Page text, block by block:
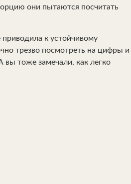
они пытаются посчитать
к устойчивому
трезво посмотреть на цифры и
вы тоже замечали, как легко